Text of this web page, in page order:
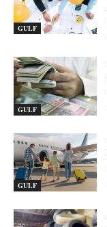
GULF
GULF
GULF